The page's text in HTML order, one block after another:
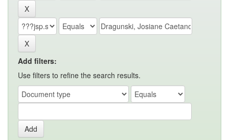
Add filters:
Use filters to refine the search results.